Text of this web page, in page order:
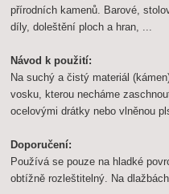
přírodních kamenů. Barové,
díly, doleštění ploch a hran, ...
Návod k použití:
Na suchý a čistý materiál
vosku, kterou necháme
ocelovými drátky nebo vlněnou
Doporučení:
Používá se pouze na hladké
obtížně rozleštitelný. Na